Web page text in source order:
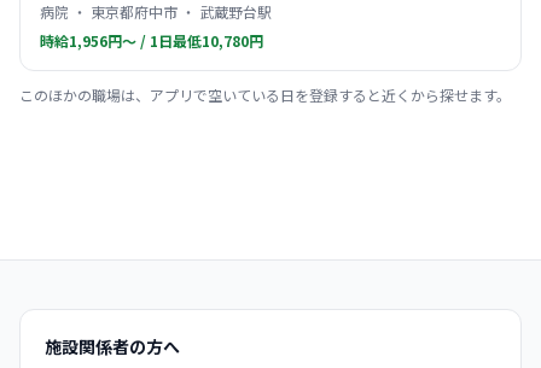
病院 ・ 東京都府中市 ・ 武蔵野台駅
時給1,956円〜 / 1日最低10,780円
このほかの職場は、アプリで空いている日を登録すると近くから探せます。
施設関係者の方へ